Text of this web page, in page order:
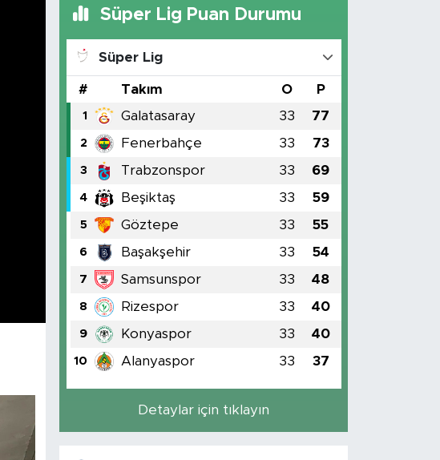
Süper Lig Puan Durumu
Süper Lig
# Takım O P
1 Galatasaray 33 77
2 Fenerbahçe 33 73
3 Trabzonspor 33 69
4 Beşiktaş 33 59
5 Göztepe 33 55
6 Başakşehir 33 54
7 Samsunspor 33 48
8 Rizespor 33 40
9 Konyaspor 33 40
10 Alanyaspor 33 37
Detaylar için tıklayın